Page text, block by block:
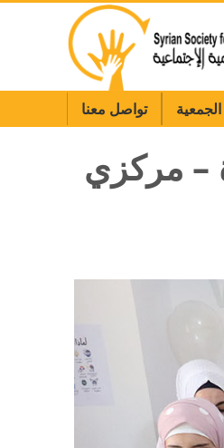
تواصل معنا
– مركزي